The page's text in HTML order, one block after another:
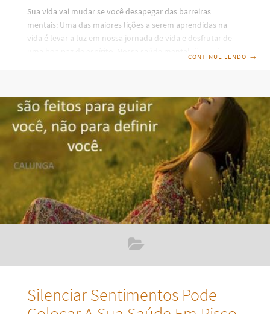
Sua vida vai mudar se você desapegar das barreiras
mentais: Uma das maiores lições a serem aprendidas na
vida é levar a luz em nossa jornada de vida e desfrutar de
demais em coisas que nos pesam, e a força real está em
desapegar, deixar ir. Devemos ser corajosos o
CONTINUE LENDO →
Silenciar Sentimentos Pode